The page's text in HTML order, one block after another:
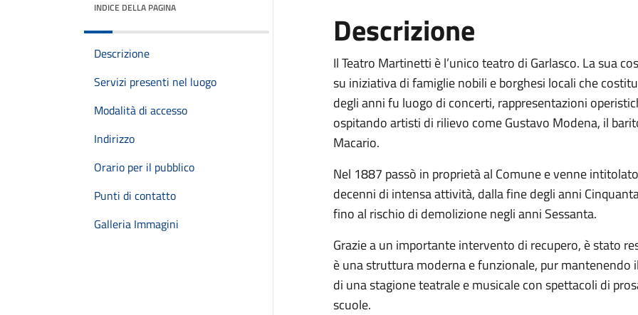
INDICE DELLA PAGINA
Descrizione
Servizi presenti nel luogo
Modalità di accesso
Indirizzo
Orario per il pubblico
Punti di contatto
Galleria Immagini
Descrizione
Il Teatro Martinetti è l’unico teatro di Garlasco. La sua
su iniziativa di famiglie nobili e borghesi locali che
degli anni fu luogo di concerti, rappresentazioni
ospitando artisti di rilievo come Gustavo Modena, il
Macario.
Nel 1887 passò in proprietà al Comune e venne
decenni di intensa attività, dalla fine degli anni
fino al rischio di demolizione negli anni Sessanta.
Grazie a un importante intervento di recupero, è stato
è una struttura moderna e funzionale, pur
di una stagione teatrale e musicale con spettacoli di
scuole.